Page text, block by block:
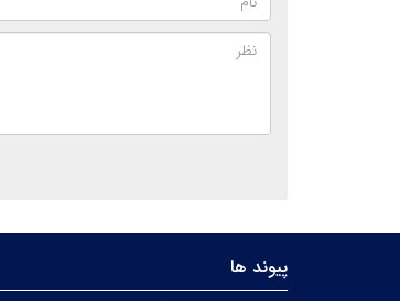
پیوند ها